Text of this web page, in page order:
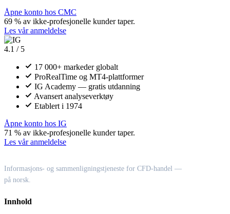
Åpne konto hos CMC
69 % av ikke-profesjonelle kunder taper.
Les vår anmeldelse
4.1 / 5
17 000+ markeder globalt
ProRealTime og MT4-plattformer
IG Academy — gratis utdanning
Avansert analyseverktøy
Etablert i 1974
Åpne konto hos IG
71 % av ikke-profesjonelle kunder taper.
Les vår anmeldelse
Informasjons- og sammenligningstjeneste for CFD-handel —
på norsk.
Innhold